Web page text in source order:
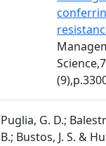
Puglia, G. D.;
B.; Bustos, J. S. &